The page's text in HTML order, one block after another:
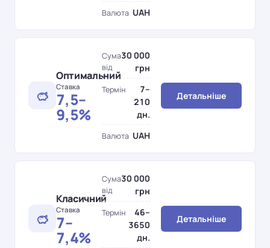
Валюта UAH
Оптимальний
Ставка
7,5–
9,5%
Сума
від
30 000
грн
Термін
7–
210
дн.
Валюта UAH
Детальніше
Класичний
Ставка
7–
7,4%
Сума
від
30 000
грн
Термін
46–
3650
дн.
Детальніше